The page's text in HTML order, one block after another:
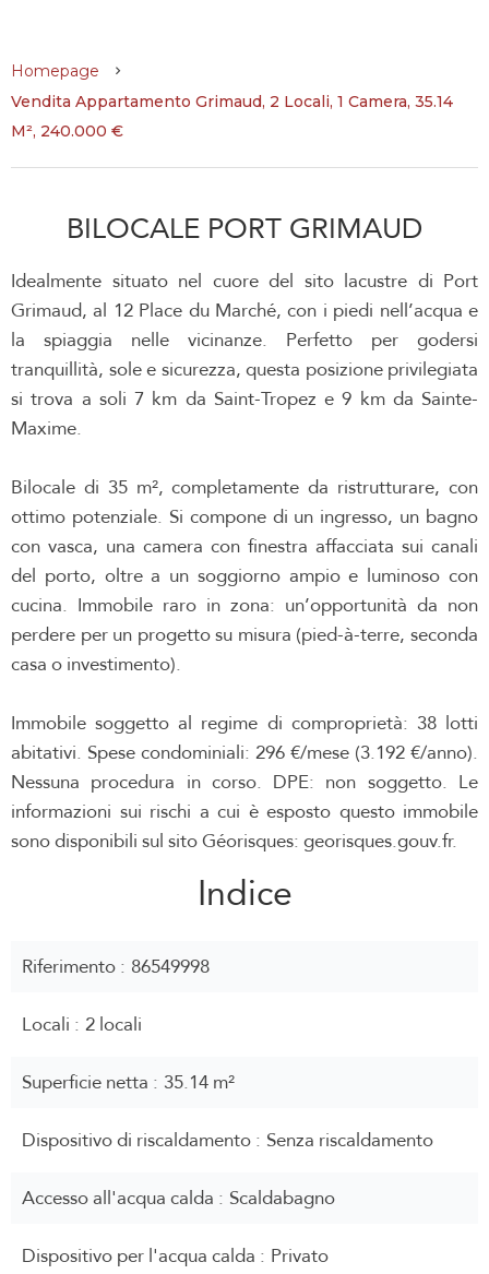
Homepage
Vendita Appartamento Grimaud, 2 Locali, 1 Camera, 35.14
M², 240.000 €
BILOCALE PORT GRIMAUD
Idealmente situato nel cuore del sito lacustre di Port
Grimaud, al 12 Place du Marché, con i piedi nell’acqua e
la spiaggia nelle vicinanze. Perfetto per godersi
tranquillità, sole e sicurezza, questa posizione privilegiata
si trova a soli 7 km da Saint-Tropez e 9 km da Sainte-
Maxime.
Bilocale di 35 m², completamente da ristrutturare, con
ottimo potenziale. Si compone di un ingresso, un bagno
con vasca, una camera con finestra affacciata sui canali
del porto, oltre a un soggiorno ampio e luminoso con
cucina. Immobile raro in zona: un’opportunità da non
perdere per un progetto su misura (pied-à-terre, seconda
casa o investimento).
Immobile soggetto al regime di comproprietà: 38 lotti
abitativi. Spese condominiali: 296 €/mese (3.192 €/anno).
Nessuna procedura in corso. DPE: non soggetto. Le
informazioni sui rischi a cui è esposto questo immobile
sono disponibili sul sito Géorisques: georisques.gouv.fr.
Indice
Riferimento 86549998
Locali 2 locali
Superficie netta 35.14 m²
Dispositivo di riscaldamento Senza riscaldamento
Accesso all'acqua calda Scaldabagno
Dispositivo per l'acqua calda Privato